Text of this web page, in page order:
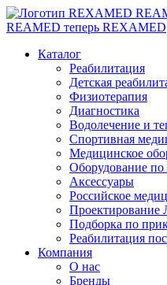
REAMED теперь REXAMED
Каталог
Реабилитация
Детская
Физиотерапия
Диагностика
Водолечение и
Спортивная
Медицинское
Оборудование
Аксессуары
Российское
Подборка по
Реабилитация
Компания
О нас
Бренды